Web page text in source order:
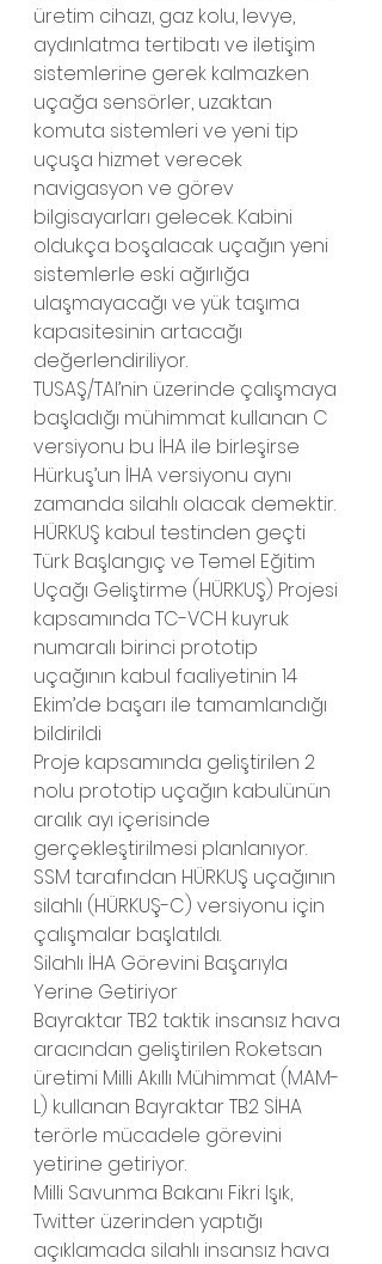
üretim cihazı, gaz kolu, levye,
aydınlatma tertibatı ve iletişim
sistemlerine gerek kalmazken
uçağa sensörler, uzaktan
komuta sistemleri ve yeni tip
uçuşa hizmet verecek
navigasyon ve görev
bilgisayarları gelecek. Kabini
oldukça boşalacak uçağın yeni
sistemlerle eski ağırlığa
ulaşmayacağı ve yük taşıma
kapasitesinin artacağı
değerlendiriliyor.
TUSAŞ/TAI’nin üzerinde çalışmaya
başladığı mühimmat kullanan C
versiyonu bu İHA ile birleşirse
Hürkuş’un İHA versiyonu aynı
zamanda silahlı olacak demektir.
HÜRKUŞ kabul testinden geçti
Türk Başlangıç ve Temel Eğitim
Uçağı Geliştirme (HÜRKUŞ) Projesi
kapsamında TC-VCH kuyruk
numaralı birinci prototip
uçağının kabul faaliyetinin 14
Ekim’de başarı ile tamamlandığı
bildirildi
Proje kapsamında geliştirilen 2
nolu prototip uçağın kabulünün
aralık ayı içerisinde
gerçekleştirilmesi planlanıyor.
SSM tarafından HÜRKUŞ uçağının
silahlı (HÜRKUŞ-C) versiyonu için
çalışmalar başlatıldı.
Silahlı İHA Görevini Başarıyla
Yerine Getiriyor
Bayraktar TB2 taktik insansız hava
aracından geliştirilen Roketsan
üretimi Milli Akıllı Mühimmat (MAM-
L) kullanan Bayraktar TB2 SİHA
terörle mücadele görevini
yetirine getiriyor.
Milli Savunma Bakanı Fikri Işık,
Twitter üzerinden yaptığı
açıklamada silahlı insansız hava